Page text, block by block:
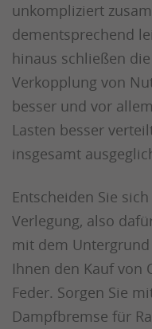
unkompliziert
dementsprechend
hinaus schließen
Verkopplung von
besser und vor
Lasten besser
insgesamt
Entscheiden Sie
Verlegung, also
mit dem
Ihnen den Kauf von
Feder. Sorgen Sie
Dampfbremse für